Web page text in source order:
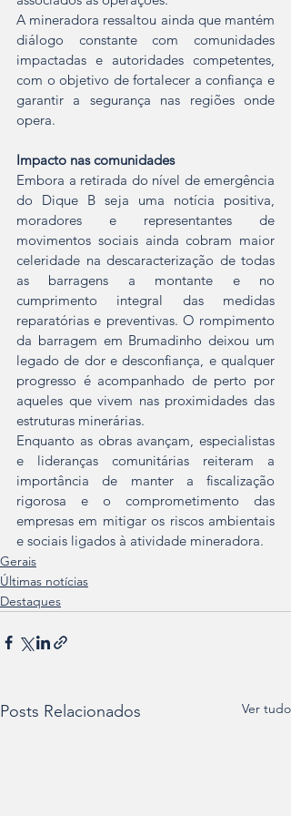
A mineradora ressaltou ainda que mantém
diálogo constante com comunidades
impactadas e autoridades competentes,
com o objetivo de fortalecer a confiança e
garantir a segurança nas regiões onde
opera.
Impacto nas comunidades
Embora a retirada do nível de emergência
do Dique B seja uma notícia positiva,
moradores e representantes de
movimentos sociais ainda cobram maior
celeridade na descaracterização de todas
as barragens a montante e no
cumprimento integral das medidas
reparatórias e preventivas. O rompimento
da barragem em Brumadinho deixou um
legado de dor e desconfiança, e qualquer
progresso é acompanhado de perto por
aqueles que vivem nas proximidades das
estruturas minerárias.
Enquanto as obras avançam, especialistas
e lideranças comunitárias reiteram a
importância de manter a fiscalização
rigorosa e o comprometimento das
empresas em mitigar os riscos ambientais
e sociais ligados à atividade mineradora.
Gerais
Últimas notícias
Destaques
Posts Relacionados Ver tudo